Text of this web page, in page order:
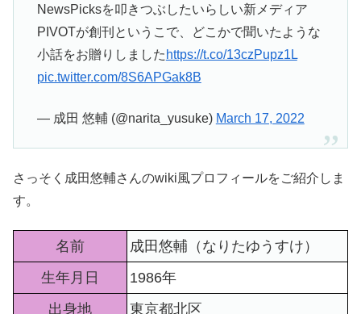
NewsPicksを叩きつぶしたいらしい新メディア
PIVOTが創刊というこで、どこかで聞いたような
小話をお贈りしました https://t.co/13czPupz1L
pic.twitter.com/8S6APGak8B
— 成田 悠輔 (@narita_yusuke) March 17, 2022
さっそく成田悠輔さんのwiki風プロフィールをご紹介しま
す。
名前
成田悠輔（なりたゆうすけ）
生年月日
1986年
出身地
東京都北区